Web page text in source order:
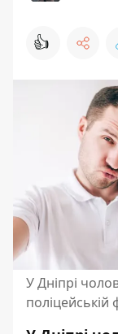
👍
У Дніпрі